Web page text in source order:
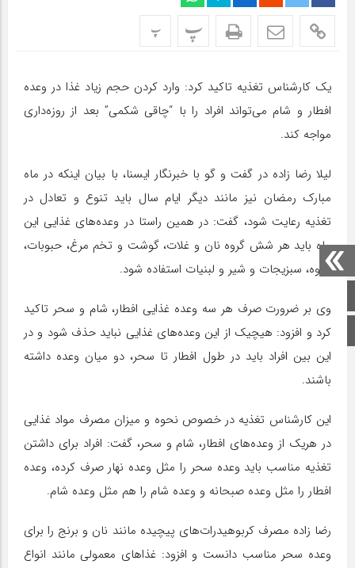
اینستاگرام
پ پ
یک کارشناس تغذیه تاکید کرد: وارد کردن حجم زیاد غذا در وعده
افطار و شام می‌تواند افراد را با “چاقی شکمی” بعد از روزه‌داری
مواجه کند.
لیلا رضا زاده در گفت و گو با خبرنگار ایسنا، با بیان اینکه در ماه
مبارک رمضان نیز مانند دیگر ایام سال باید تنوع و تعادل در
تغذیه رعایت شود، گفت: در همین راستا در وعده‌های غذایی این
ماه باید هر شش گروه نان و غلات، گوشت و تخم مرغ، حبوبات،
میوه، سبزیجات و شیر و لبنیات استفاده شود.
وی بر ضرورت صرف هر سه وعده غذایی افطار، شام و سحر تاکید
کرد و افزود: هیچیک از این وعده‌های غذایی نباید حذف شود و در
این بین افراد باید در طول افطار تا سحر، دو میان وعده داشته
باشند.
این کارشناس تغذیه در خصوص نحوه و میزان مصرف مواد غذایی
در هریک از وعده‌های افطار، شام و سحر، گفت: افراد برای داشتن
تغذیه مناسب باید وعده سحر را مثل وعده نهار صرف کرده، وعده
افطار را مثل وعده صبحانه و وعده شام را هم مثل وعده شام.
رضا زاده مصرف کربوهیدرات‌های پیچیده مانند نان و برنج را برای
وعده سحر مناسب دانست و افزود: غذاهای معمولی مانند انواع